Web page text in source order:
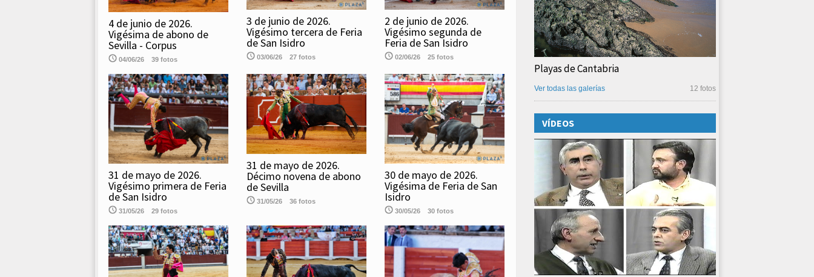
4 de junio de 2026.
Vigésima de abono de
Sevilla - Corpus
04/06/26 39 fotos
3 de junio de 2026.
Vigésimo tercera de Feria
de San Isidro
03/06/26 27 fotos
2 de junio de 2026.
Vigésimo segunda de
Feria de San Isidro
02/06/26 25 fotos
31 de mayo de 2026.
Vigésimo primera de Feria
de San Isidro
31/05/26 29 fotos
31 de mayo de 2026.
Décimo novena de abono
de Sevilla
31/05/26 36 fotos
30 de mayo de 2026.
Vigésima de Feria de San
Isidro
30/05/26 30 fotos
Playas de Cantabria
12 fotos
Ver todas las galerías
VÍDEOS